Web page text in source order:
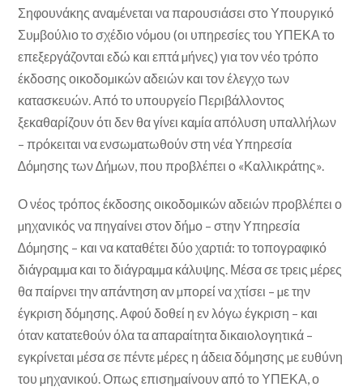
Σηφουνάκης αναµένεται να παρουσιάσει στο Υπουργικό
Συµβούλιο το σχέδιο νόµου (οι υπηρεσίες του ΥΠΕΚΑ το
επεξεργάζονται εδώ και επτά µήνες) για τον νέο τρόπο
έκδοσης οικοδοµικών αδειών και τον έλεγχο των
κατασκευών. Από το υπουργείο Περιβάλλοντος
ξεκαθαρίζουν ότι δεν θα γίνει καµία απόλυση υπαλλήλων
– πρόκειται να ενσωµατωθούν στη νέα Υπηρεσία
∆όµησης των ∆ήµων, που προβλέπει ο «Καλλικράτης».
Ο νέος τρόπος έκδοσης οικοδοµικών αδειών προβλέπει ο
µηχανικός να πηγαίνει στον δήµο – στην Υπηρεσία
∆όµησης – και να καταθέτει δύο χαρτιά: το τοπογραφικό
διάγραµµα και το διάγραµµα κάλυψης. Μέσα σε τρεις µέρες
θα παίρνει την απάντηση αν µπορεί να χτίσει – µε την
έγκριση δόµησης. Αφού δοθεί η εν λόγω έγκριση – και
όταν κατατεθούν όλα τα απαραίτητα δικαιολογητικά –
εγκρίνεται µέσα σε πέντε µέρες η άδεια δόµησης µε ευθύνη
του µηχανικού. Οπως επισηµαίνουν από το ΥΠΕΚΑ, ο